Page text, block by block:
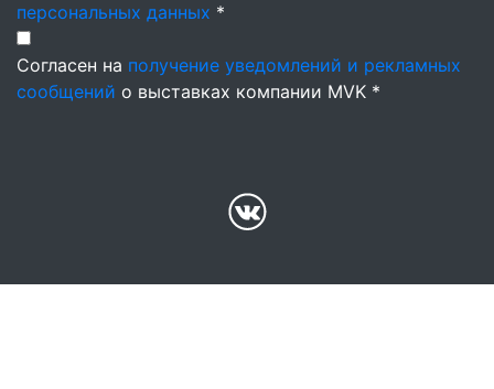
персональных данных *
Согласен на получение уведомлений и рекламных
сообщений о выставках компании MVK *